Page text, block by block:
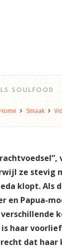
SOULFOOD
Smaak
ze stevig
klopt. Als
en Papua-
haar
dat